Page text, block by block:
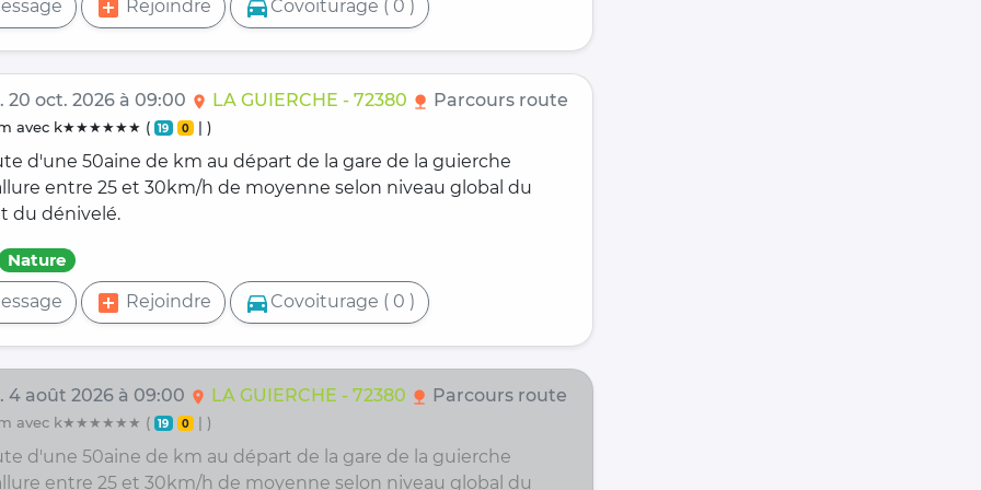
add_box Rejoindre directions_car Covoiturage ( 0 )
20 oct. 2026 à 09:00 location_on LA GUIERCHE - 72380 nature Parcours route
avec k★★★★★★ ( 19 0 | )
d'une 50aine de km au départ de la gare de la guierche
entre 25 et 30km/h de moyenne selon niveau global du
du dénivelé.
Nature
add_box Rejoindre directions_car Covoiturage ( 0 )
4 août 2026 à 09:00 location_on LA GUIERCHE - 72380 nature Parcours route
avec k★★★★★★ ( 19 0 | )
d'une 50aine de km au départ de la gare de la guierche
entre 25 et 30km/h de moyenne selon niveau global du